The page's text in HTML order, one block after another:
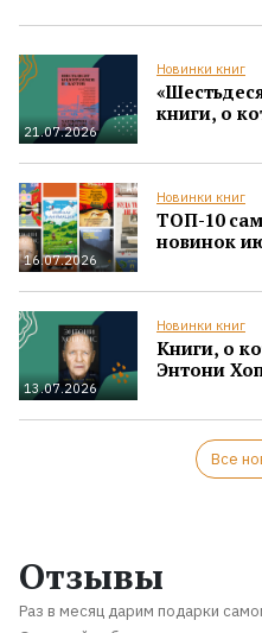
21.07.2026
Новинки книг
книги, о
16.07.2026
Новинки книг
ТОП-10
новинок
13.07.2026
Новинки книг
Книги, о
Энтони
Все
Отзывы
Раз в месяц дарим подарки